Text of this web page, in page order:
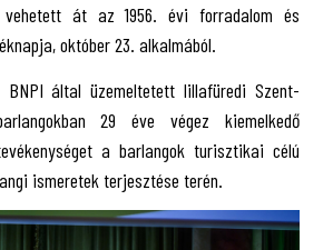
vehetett át az 1956. évi forradalom és
október 23. alkalmából.
BNPI által üzemeltetett lillafüredi Szent-
29 éve végez kiemelkedő
a barlangok turisztikai célú
ismeretek terjesztése terén.